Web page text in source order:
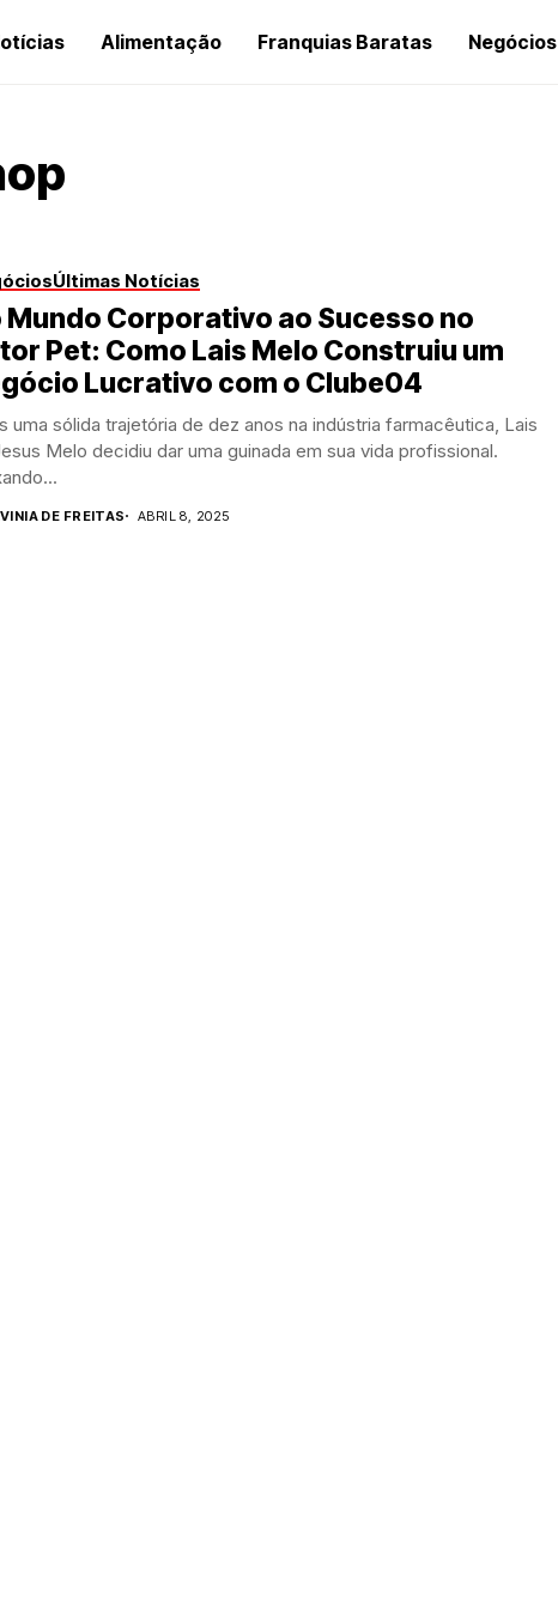
Alimentação Franquias Baratas Negócios
Últimas Notícias
Mundo Corporativo ao Sucesso no
Pet: Como Lais Melo Construiu um
Lucrativo com o Clube04
uma sólida trajetória de dez anos na indústria farmacêutica, Lais
Melo decidiu dar uma guinada em sua vida profissional.
DE FREITAS ABRIL 8, 2025